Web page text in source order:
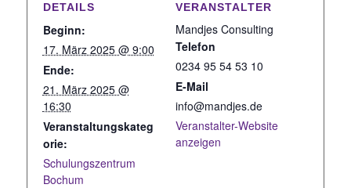
DETAILS
Beginn:
17. März 2025 @ 9:00
Ende:
21. März 2025 @
16:30
Veranstaltungskateg
orie:
Schulungszentrum
Bochum
VERANSTALTER
Mandjes Consulting
Telefon
0234 95 54 53 10
E-Mail
info@mandjes.de
Veranstalter-Website
anzeigen